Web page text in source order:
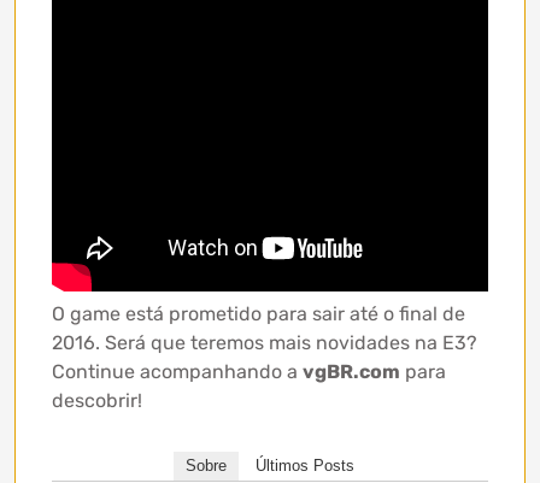
O game está prometido para sair até o final de
2016. Será que teremos mais novidades na E3?
Continue acompanhando a vgBR.com para
descobrir!
Sobre Últimos Posts